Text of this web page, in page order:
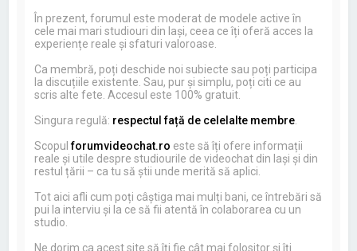
În prezent, forumul este moderat de modele active în
cele mai mari studiouri din Iași, ceea ce îți oferă acces la
experiențe reale și sfaturi valoroase.
Ca membră, poți deschide noi subiecte sau poți participa
la discuțiile existente. Sau, pur și simplu, poți citi ce au
scris alte fete. Accesul este 100% gratuit.
Singura regulă: respectul față de celelalte membre
Scopulforumvideochat.ro este să îți ofere informații
reale și utile despre studiourile de videochat din Iași și din
restul țării – ca tu să știi unde merită să aplici.
Tot aici afli cum poți câștiga mai mulți bani, ce întrebări să
pui la interviu și la ce să fii atentă în colaborarea cu un
studio.
Ne dorim ca acest site să îți fie cât mai folositor și îți